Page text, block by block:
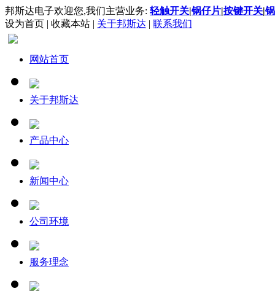
邦斯达电子欢迎您,我们主营业务: 轻触开关|锅仔片|按键开关|
设为首页 | 收藏本站 | 关于邦斯达 | 联系我们
网站首页
关于邦斯达
产品中心
新闻中心
公司环境
服务理念